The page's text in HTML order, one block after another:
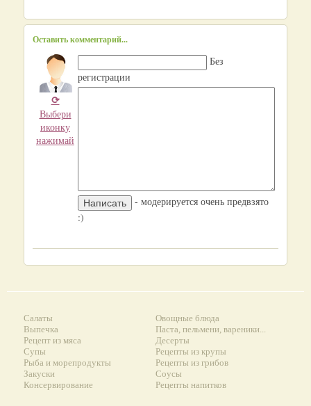
Оставить комментарий...
⟳
Выбери
иконку
нажимай
Без
регистрации
- модерируется очень предвзято
:)
Салаты
Выпечка
Рецепт из мяса
Супы
Рыба и морепродукты
Закуски
Консервирование
Овощные блюда
Паста, пельмени, вареники...
Десерты
Рецепты из крупы
Рецепты из грибов
Соусы
Рецепты напитков